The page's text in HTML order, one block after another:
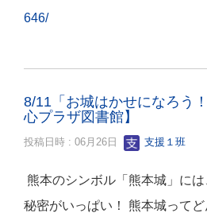
646/
8/11「お城はかせになろう
心プラザ図書館】
投稿日時 : 06月26日 支援１班
熊本のシンボル「熊本城」に
秘密がいっぱい！ 熊本城って